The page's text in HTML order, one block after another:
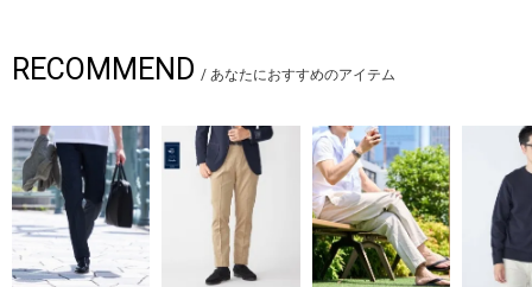
RECOMMEND / あなたにおすすめのアイテム